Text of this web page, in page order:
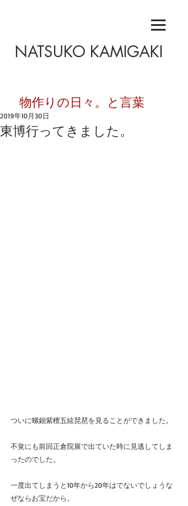
NATSUKO KAMIGAKI
​物作りの日々。と言葉
東博行ってきました。
2019年10月30日
ついに螺鈿紫檀五絃琵琶を見ることができました。
不覚にも前回正倉院展で出ていた時に見逃してしま
ったのでした。
一度出てしまうと10年から20年はでないでしょうな
ぜならお宝だから。